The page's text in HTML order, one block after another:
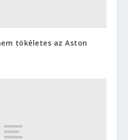
tökéletes az Aston